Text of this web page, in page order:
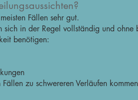
Fällen sehr gut.
sich in der Regel vollständig und ohne
benötigen:
zu schwereren Verläufen